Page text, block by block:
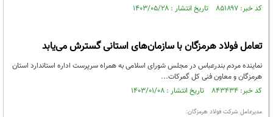
کد خبر: ۸۵۱۸۹۷ تاریخ انتشار : ۱۴۰۳/۰۵/۲۸
تعامل فولاد هرمزگان با سازمان‌های استانی گسترش می‌یابد
نماینده مردم بندرعباس در مجلس شورای اسلامی به همراه سرپرست اداره استاندارد استان
هرمزگان و معاون فنی کل گمرکات...
کد خبر: ۸۴۳۴۳۴ تاریخ انتشار : ۱۴۰۳/۰۱/۰۸
مدیرعامل شرکت فولاد هرمزگان: